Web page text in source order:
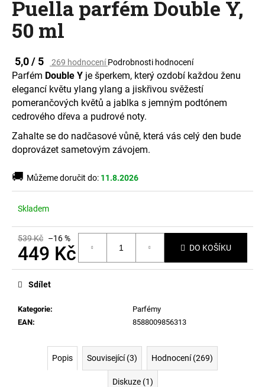
Puella parfém Double Y,
50 ml
Průměrné
hodnocení
produktu
je
5,0
z
hvězdiček.
5,0 / 5 269 hodnocení Podrobnosti hodnocení
Parfém Double Y je šperkem, který ozdobí každou ženu
elegancí květu ylang ylang a jiskřivou svěžestí
pomerančových květů a jablka s jemným podtónem
cedrového dřeva a pudrové noty.
Zahalte se do nadčasové vůně, která vás celý den bude
doprovázet sametovým závojem.
🚚 Můžeme doručit do: 11.8.2026
Skladem
539 Kč –16 %
449 Kč
Měrná
DO KOŠÍKU
Kategorie:
Parfémy
EAN: 8588009856313
Sdílet
Popis Související (3) Hodnocení (269)
Diskuze (1)
a
j
t
?
HLEDAT
D
o
p
o
u
č
u
e
m